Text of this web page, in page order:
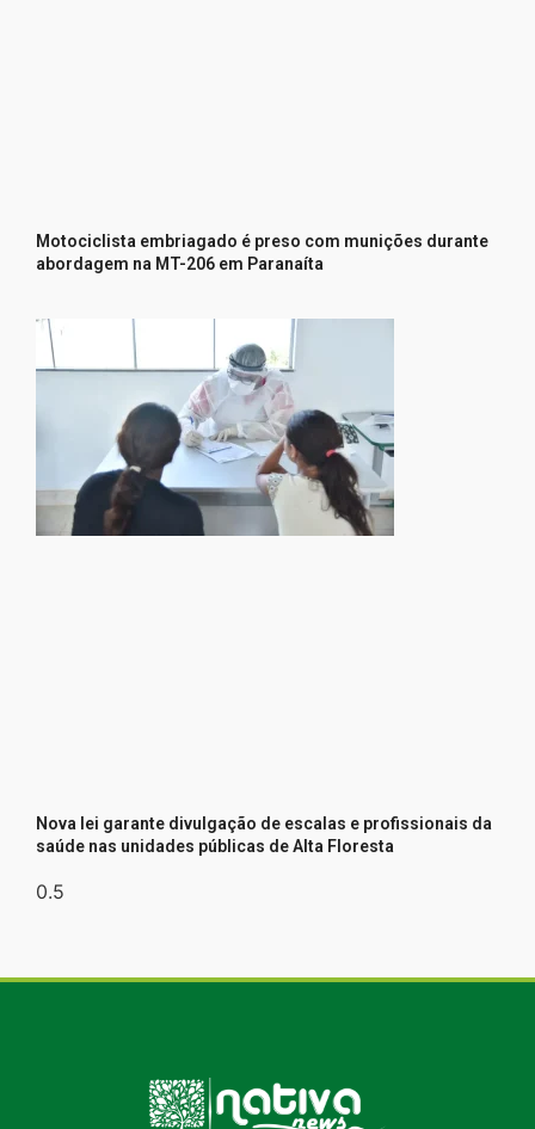
Motociclista embriagado é preso com munições durante
abordagem na MT-206 em Paranaíta
Nova lei garante divulgação de escalas e profissionais da
saúde nas unidades públicas de Alta Floresta